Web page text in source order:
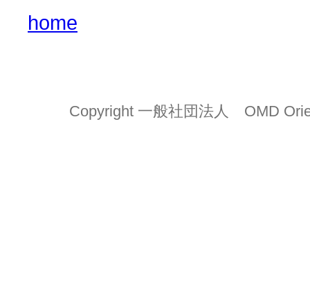
home
Copyright 一般社団法人 OMD